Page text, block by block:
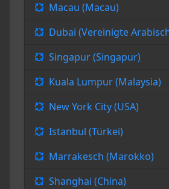
Macau (Macau)
Dubai (Vereinigte
Singapur (Singapur)
Kuala Lumpur (Malaysia)
New York City (USA)
Istanbul (Türkei)
Marrakesch (Marokko)
Shanghai (China)